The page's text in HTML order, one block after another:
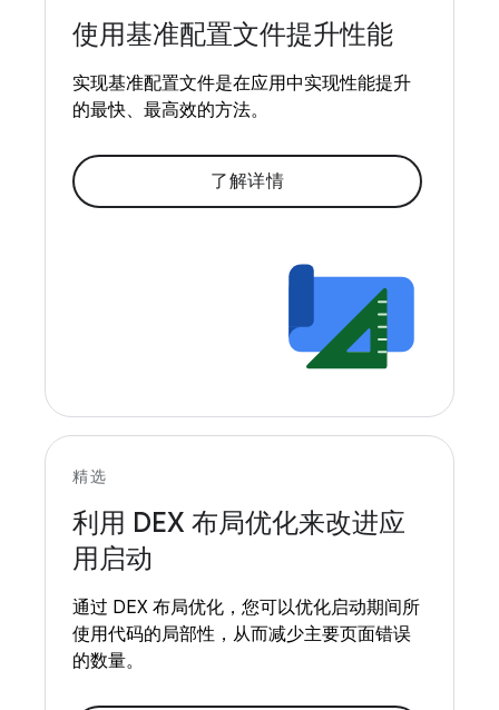
使用基准配置文件提升性能
实现基准配置文件是在应用中实现性能提升
的最快、最高效的方法。
了解详情
精选
利用 DEX 布局优化来改进应
用启动
通过 DEX 布局优化，您可以优化启动期间所
使用代码的局部性，从而减少主要页面错误
的数量。